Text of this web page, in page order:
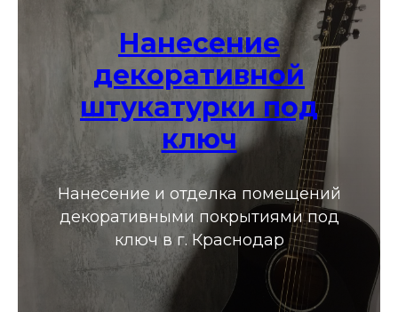
Нанесение
декоративной
штукатурки под
ключ
Нанесение и отделка помещений
декоративными покрытиями под
ключ в г. Краснодар